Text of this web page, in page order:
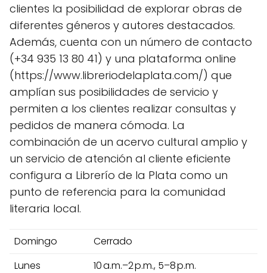
clientes la posibilidad de explorar obras de
diferentes géneros y autores destacados.
Además, cuenta con un número de contacto
(+34 935 13 80 41) y una plataforma online
(https://www.libreriodelaplata.com/) que
amplían sus posibilidades de servicio y
permiten a los clientes realizar consultas y
pedidos de manera cómoda. La
combinación de un acervo cultural amplio y
un servicio de atención al cliente eficiente
configura a Librerío de la Plata como un
punto de referencia para la comunidad
literaria local.
Domingo
Cerrado
Lunes
10 a.m.–2 p.m., 5–8 p.m.